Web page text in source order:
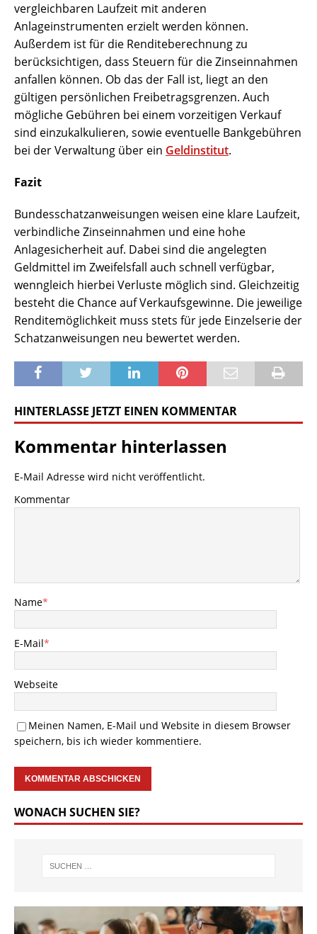
vergleichbaren Laufzeit mit anderen
Anlageinstrumenten erzielt werden können.
Außerdem ist für die Renditeberechnung zu
berücksichtigen, dass Steuern für die Zinseinnahmen
anfallen können. Ob das der Fall ist, liegt an den
gültigen persönlichen Freibetragsgrenzen. Auch
mögliche Gebühren bei einem vorzeitigen Verkauf
sind einzukalkulieren, sowie eventuelle Bankgebühren
bei der Verwaltung über ein Geldinstitut.
Fazit
Bundesschatzanweisungen weisen eine klare Laufzeit,
verbindliche Zinseinnahmen und eine hohe
Anlagesicherheit auf. Dabei sind die angelegten
Geldmittel im Zweifelsfall auch schnell verfügbar,
wenngleich hierbei Verluste möglich sind. Gleichzeitig
besteht die Chance auf Verkaufsgewinne. Die jeweilige
Renditemöglichkeit muss stets für jede Einzelserie der
Schatzanweisungen neu bewertet werden.
HINTERLASSE JETZT EINEN KOMMENTAR
Kommentar hinterlassen
E-Mail Adresse wird nicht veröffentlicht.
Kommentar
Name*
E-Mail*
Webseite
Meinen Namen, E-Mail und Website in diesem Browser
speichern, bis ich wieder kommentiere.
WONACH SUCHEN SIE?